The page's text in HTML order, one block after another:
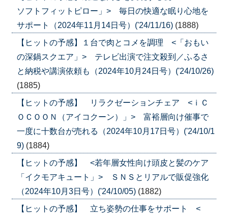
ソフトフィットピロー」> 毎日の快適な眠り心地を
サポート（2024年11月14日号）('24/11/16) (1888)
【ヒットの予感】１台で肉とコメを調理 <「おもい
の深鍋スクエア」> テレビ出演で注文殺到／ふるさ
と納税や講演依頼も（2024年10月24日号）('24/10/26)
(1885)
【ヒットの予感】 リラクゼーションチェア <ｉＣ
ＯＣＯＯＮ（アイコクーン）」> 富裕層向け催事で
一度に十数台が売れる（2024年10月17日号）('24/10/1
9) (1884)
【ヒットの予感】 <若年層女性向け頭皮と髪のケア
「イクモアキュート」> ＳＮＳとリアルで販促強化
（2024年10月3日号）('24/10/05) (1882)
【ヒットの予感】 立ち姿勢の仕事をサポート <